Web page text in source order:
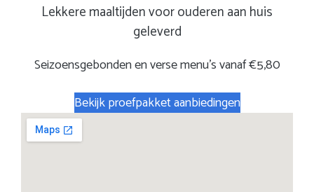
Lekkere maaltijden voor ouderen aan huis
geleverd
Seizoensgebonden en verse menu’s vanaf €5,80
Bekijk proefpakket aanbiedingen